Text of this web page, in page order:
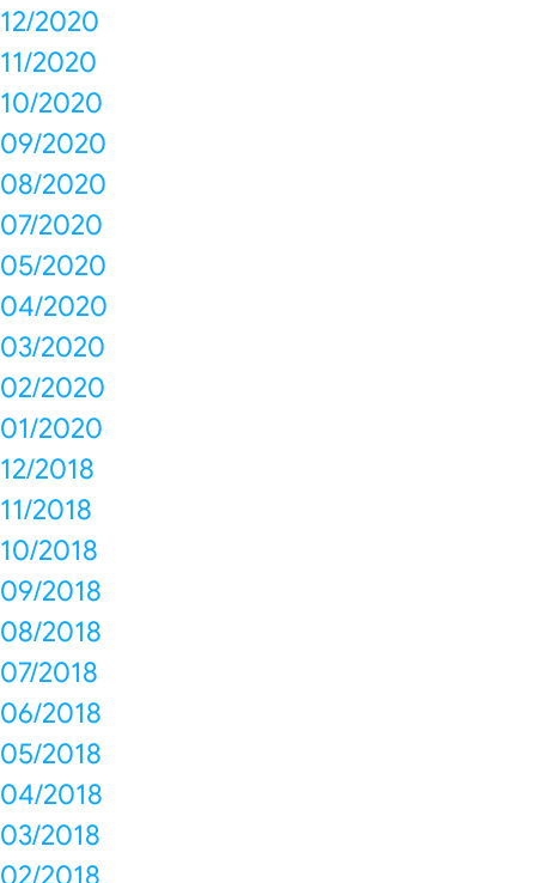
12/2020
11/2020
10/2020
09/2020
08/2020
07/2020
05/2020
04/2020
03/2020
02/2020
01/2020
12/2018
11/2018
10/2018
09/2018
08/2018
07/2018
06/2018
05/2018
04/2018
03/2018